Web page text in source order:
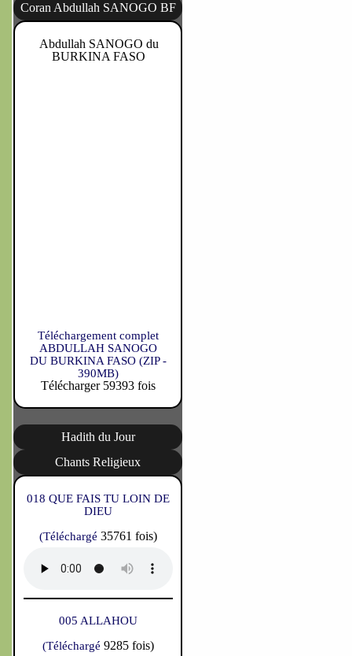
Coran Abdullah SANOGO BF
Abdullah SANOGO du
BURKINA FASO
Téléchargement complet
ABDULLAH SANOGO
DU BURKINA FASO (ZIP -
390MB)
Télécharger 59393 fois
Hadith du Jour
Chants Religieux
018 QUE FAIS TU LOIN DE
DIEU
(Téléchargé 35761 fois)
005 ALLAHOU
(Téléchargé 9285 fois)